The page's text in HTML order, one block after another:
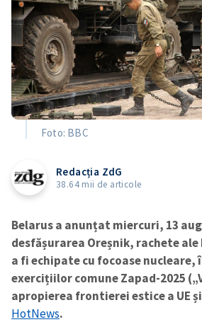
Foto: BBC
Redacția ZdG
38.64 mii de articole
Belarus a anunțat miercuri, 13
desfășurarea Oreșnik, rachete ale
a fi echipate cu focoase nucleare,
exercițiilor comune Zapad-2025
apropierea frontierei estice a UE
HotNews.